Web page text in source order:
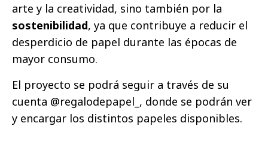
arte y la creatividad, sino también por la
sostenibilidad, ya que contribuye a reducir el
desperdicio de papel durante las épocas de
mayor consumo.
El proyecto se podrá seguir a través de su
cuenta @regalodepapel_, donde se podrán ver
y encargar los distintos papeles disponibles.